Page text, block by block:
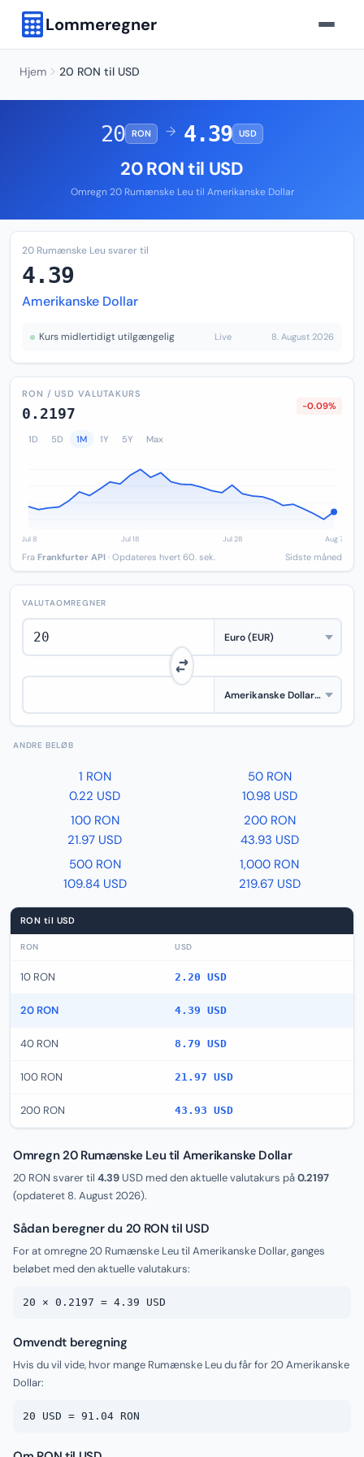
Lommeregner
Hjem 20 RON til USD
20 RON → 4.39 USD
20 RON til USD
Omregn 20 Rumænske Leu til Amerikanske Dollar
20 Rumænske Leu svarer til
4.39
Amerikanske Dollar
Kurs midlertidigt utilgængelig Live 8. August 2026
RON / USD VALUTAKURS
0.2197 -0.09%
1D 5D 1M 1Y 5Y Max
Fra Frankfurter API · Opdateres hvert 60. sek. Sidste måned
VALUTAOMREGNER
ANDRE BELØB
1 RON
0.22 USD
50 RON
10.98 USD
100 RON
21.97 USD
200 RON
43.93 USD
500 RON
109.84 USD
1,000 RON
219.67 USD
RON til USD
RON USD
10 RON 2.20 USD
20 RON 4.39 USD
40 RON 8.79 USD
100 RON 21.97 USD
200 RON 43.93 USD
Omregn 20 Rumænske Leu til Amerikanske Dollar
20 RON svarer til 4.39 USD med den aktuelle valutakurs på0.2197
(opdateret 8. August 2026).
Sådan beregner du 20 RON til USD
For at omregne 20 Rumænske Leu til Amerikanske Dollar, ganges
beløbet med den aktuelle valutakurs:
20 × 0.2197 = 4.39 USD
Omvendt beregning
Hvis du vil vide, hvor mange Rumænske Leu du får for 20 Amerikanske
Dollar:
20 USD = 91.04 RON